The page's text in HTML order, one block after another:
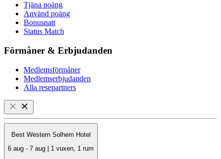
Tjäna poäng
Använd poäng
Bonusnatt
Status Match
Förmåner & Erbjudanden
Medlemsförmåner
Medlemserbjudanden
Alla resepartners
Best Western Solhem Hotel
6 aug - 7 aug | 1 vuxen, 1 rum